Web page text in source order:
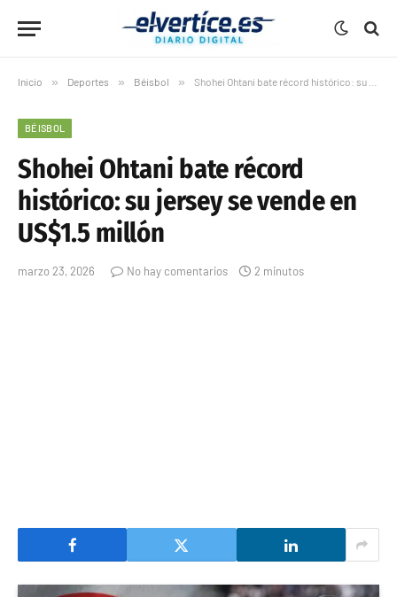
Inicio » Deportes » Béisbol » Shohei Ohtani bate récord histórico: su jersey se vende en US$1.5 millón
BÉISBOL
Shohei Ohtani bate récord
histórico: su jersey se vende en
US$1.5 millón
marzo 23, 2026 No hay comentarios 2 minutos